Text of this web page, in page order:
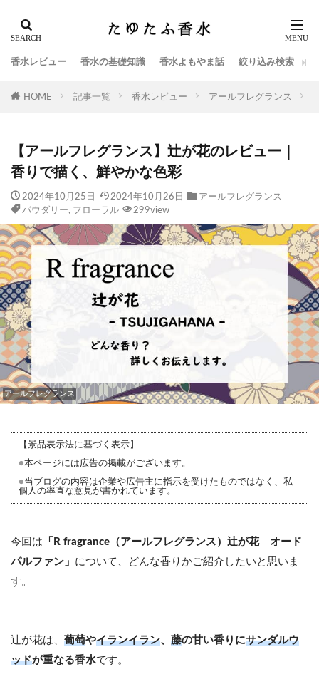
香水レビュー 香水の基礎知識 香水よもやま話 絞り込み検索
HOME 記事一覧 香水レビュー アールフレグランス
【アールフレグランス】辻が花のレビュー｜
香りで描く、鮮やかな色彩
2024年10月25日 2024年10月26日
アールフレグランス
パウダリー, フローラル 299view
アールフレグランス
【景品表示法に基づく表示】
●本ページには広告の掲載がございます。
●当ブログの内容は企業や広告主に指示を受けたものではなく、私
個人の率直な意見が書かれています。
今回は 「R fragrance（アールフレグランス）辻が花 オード
パルファン」 について、どんな香りかご紹介したいと思いま
す。
辻が花は、 葡萄やイランイラン、 藤の甘い香りにサンダルウ
ッドが重なる香水です。